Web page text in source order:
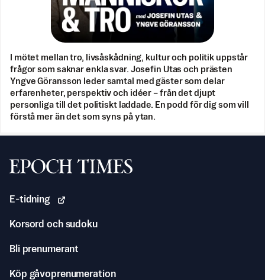
I mötet mellan tro, livsåskådning, kultur och politik uppstår
frågor som saknar enkla svar. Josefin Utas och prästen
Yngve Göransson leder samtal med gäster som delar
erfarenheter, perspektiv och idéer – från det djupt
personliga till det politiskt laddade. En podd för dig som vill
förstå mer än det som syns på ytan.
Svenska Epoch Times
E-tidning
Korsord och sudoku
Bli prenumerant
Köp gåvoprenumeration